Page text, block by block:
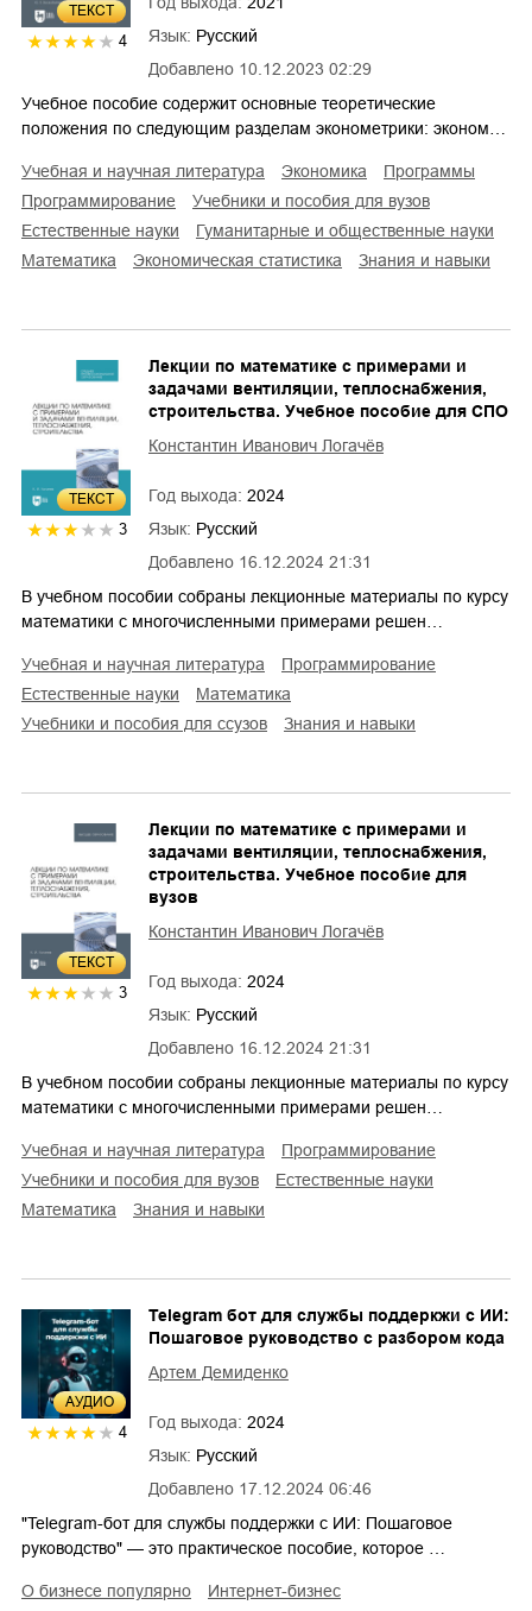
ТЕКСТ
4
Добавлено 10.12.2023 02:29
Язык: Русский
Учебное пособие содержит основные теоретические
положения по следующим разделам эконометрики: эконом…
учебная и научная литература экономика
программы
программирование
учебники и пособия для вузов
естественные науки
гуманитарные и общественные науки
математика
экономическая статистика знания и навыки
ТЕКСТ
3
Добавлено 16.12.2024 21:31
Лекции по математике с примерами и
задачами вентиляции, теплоснабжения,
строительства. Учебное пособие для СПО
Константин Иванович Логачёв
Год выхода: 2024
Язык: Русский
В учебном пособии собраны лекционные материалы по курсу
математики с многочисленными примерами решен…
учебная и научная литература
программирование
естественные науки
математика
учебники и пособия для ссузов
знания и навыки
ТЕКСТ
3
Добавлено 16.12.2024 21:31
Лекции по математике с примерами и
задачами вентиляции, теплоснабжения,
строительства. Учебное пособие для
вузов
Константин Иванович Логачёв
Год выхода: 2024
Язык: Русский
В учебном пособии собраны лекционные материалы по курсу
математики с многочисленными примерами решен…
учебная и научная литература
программирование
учебники и пособия для вузов
естественные науки
математика
знания и навыки
AУДИО
4
Добавлено 17.12.2024 06:46
Telegram бот для службы поддеркжи с ИИ:
Пошаговое руководство с разбором кода
Артем Демиденко
Год выхода: 2024
Язык: Русский
"Telegram-бот для службы поддержки с ИИ: Пошаговое
руководство" — это практическое пособие, которое …
о бизнесе популярно
интернет-бизнес